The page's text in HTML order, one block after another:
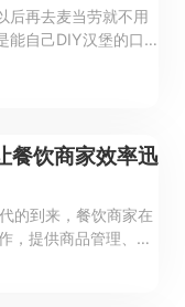
后再去麦当劳就不用
能自己DIY汉堡的口
餐饮商家效率迅
的到来，餐饮商家在
，提供商品管理、卡